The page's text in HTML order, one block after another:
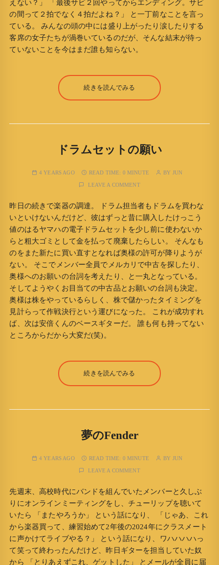
えない？」 「最後サビ２回やってからエンディング。サビ
の間って２拍でなく４拍だよね？」 と一丁前なことを言っ
ている。 みんなの頭の中には盛り上がったり涙したりする
客席の女子たちが渦巻いているのだが、そんな結末が待っ
ていないことを今はまだ誰も知らない。
続きを読んでみる
ドラムセットの願い
4 YEARS AGO READ TIME: 0 MINUTE BY JUN
LEAVE A COMMENT
昨日の続きで楽器の調達。 ドラム担当者もドラムを買わな
いといけないんだけど、彼はずっと昔に購入したけっこう
値のはるヤマハの電子ドラムセットを少し前に使わないか
らと粗大ゴミとして金を払って廃棄したらしい。 そんなも
のをまた新たに買い直すとなれば奥様の許可が降りようが
ない。 そこでメンバー全員でメルカリで中古を探したり、
奥様へのお願いの台詞を考えたり、と一丸となっている。
そしてようやくお目当ての中古品とお願いの台詞も決定。
奥様は株をやっているらしく、株で儲かったタイミングを
見計らって作戦決行という運びになった。 これが成功すれ
ば、次は安倍くんのベースギターだ。 誰も何も持ってない
ところからだから大変だ(笑)。
続きを読んでみる
夢のFender
4 YEARS AGO READ TIME: 0 MINUTE BY JUN
LEAVE A COMMENT
先週末、高校時代にバンドを組んでいたメンバーと久しぶ
りにオンラインミーティングをし、チューリップを聴いて
いたら 「またやろうか」 という話になり、 「じゃあ、これ
から楽器買って、練習始めて2年後の2024年にクラスメート
に声かけてライブやる？」 という話になり、ワハハハハっ
て笑って終わったんだけど、昨日ギターを担当していた奴
から 「とりあえずこれ、ゲットした」 とメールが全員に届